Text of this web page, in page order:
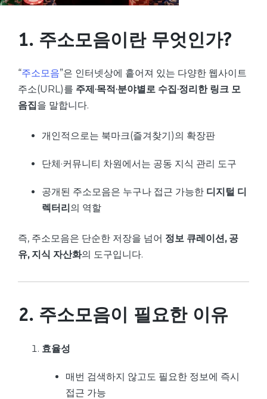
1. 주소모음이란 무엇인가?
“주소모음”은 인터넷상에 흩어져 있는 다양한 웹사이트
주소(URL)를 주제·목적·분야별로 수집·정리한 링크 모
음집을 말합니다.
개인적으로는 북마크(즐겨찾기)의 확장판
단체·커뮤니티 차원에서는 공동 지식 관리 도구
공개된 주소모음은 누구나 접근 가능한 디지털 디
렉터리의 역할
즉, 주소모음은 단순한 저장을 넘어 정보 큐레이션, 공
유, 지식 자산화의 도구입니다.
2. 주소모음이 필요한 이유
효율성
매번 검색하지 않고도 필요한 정보에 즉시
접근 가능